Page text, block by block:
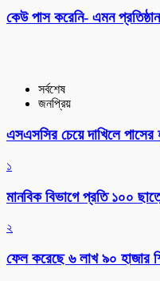
কেউ পাস করেনি- এমন
সর্বশেষ
জনপ্রিয়
এসএসসির চেয়ে দাখিলে পাসের
১
মানবিক বিভাগে প্রতি ১০০
২
ফেল করেছে ৬ লাখ ৯০ হাজার